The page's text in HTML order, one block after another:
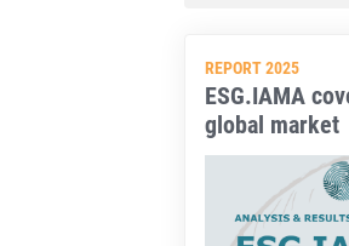
REPORT 2025
ESG.IAMA
global market